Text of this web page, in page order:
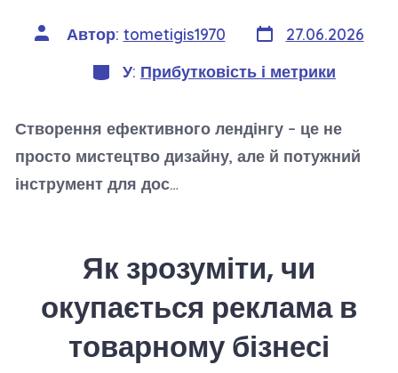
Автор
запису
Автор: tometigis1970 Дата
запису
27.06.2026
Категорії
У: Прибутковість і метрики
Створення ефективного лендінгу – це не
просто мистецтво дизайну, але й потужний
інструмент для дос…
Як зрозуміти, чи
окупається реклама в
товарному бізнесі